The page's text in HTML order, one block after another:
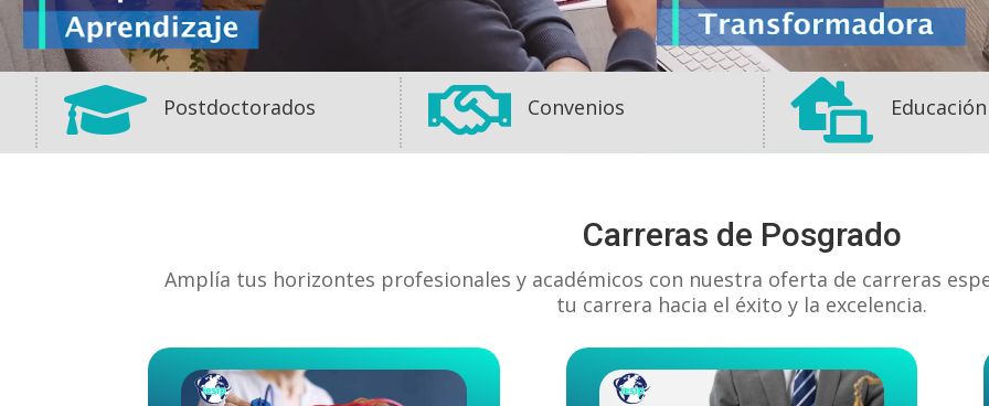
 Postdoctorados  Convenios 
Carreras de Posgrado
Amplía tus horizontes profesionales y académicos con nuestra oferta de carreras
tu carrera hacia el éxito y la excelencia.